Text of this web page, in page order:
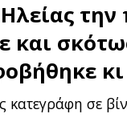
την
και
κι
κατεγράφη σε